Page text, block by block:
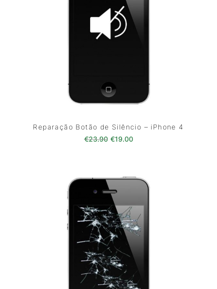
Reparação Botão de Silêncio – iPhone 4
€23.90 O preço original era: €23.90.
€19.00O preço atual é: